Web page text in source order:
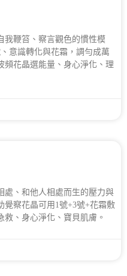
我鞭笞、察言觀色的慣性模
意識轉化與花霜，調勻成萬
頻花晶選能量、身心淨化、理
處、和他人相處而生的壓力與
覺察花晶可用1號+3號+花霜敷
、身心淨化、寶貝肌膚。